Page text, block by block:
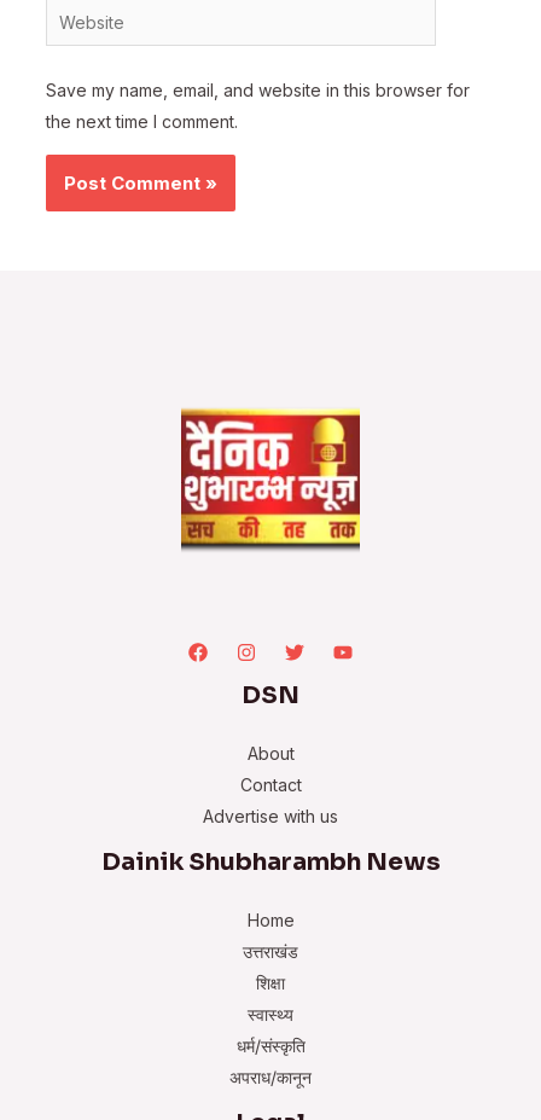
Website
Save my name, email, and website in this browser for
the next time I comment.
DSN
About
Contact
Advertise with us
Dainik Shubharambh News
Home
उत्तराखंड
शिक्षा
स्वास्थ्य
धर्म/संस्कृति
अपराध/कानून